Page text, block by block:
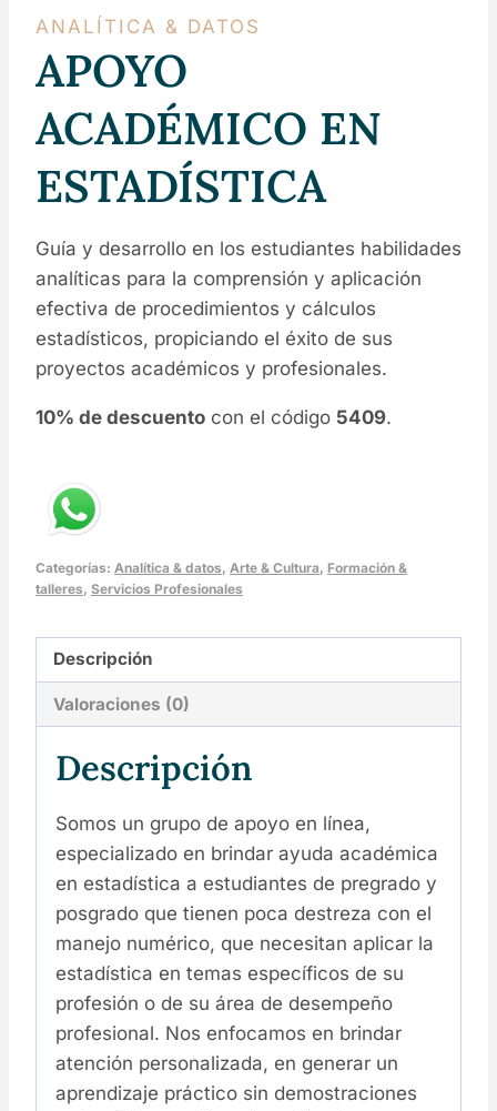
ANALÍTICA & DATOS
APOYO
ACADÉMICO EN
ESTADÍSTICA
Guía y desarrollo en los estudiantes habilidades
analíticas para la comprensión y aplicación
efectiva de procedimientos y cálculos
estadísticos, propiciando el éxito de sus
proyectos académicos y profesionales.
10% de descuento con el código 5409.
Categorías: Analítica & datos, Arte & Cultura, Formación &
talleres, Servicios Profesionales
Descripción
Valoraciones (0)
Descripción
Somos un grupo de apoyo en línea,
especializado en brindar ayuda académica
en estadística a estudiantes de pregrado y
posgrado que tienen poca destreza con el
manejo numérico, que necesitan aplicar la
estadística en temas específicos de su
profesión o de su área de desempeño
profesional. Nos enfocamos en brindar
atención personalizada, en generar un
aprendizaje práctico sin demostraciones